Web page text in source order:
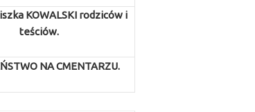
KOWALSKI rodziców i
teściów.
NA CMENTARZU.